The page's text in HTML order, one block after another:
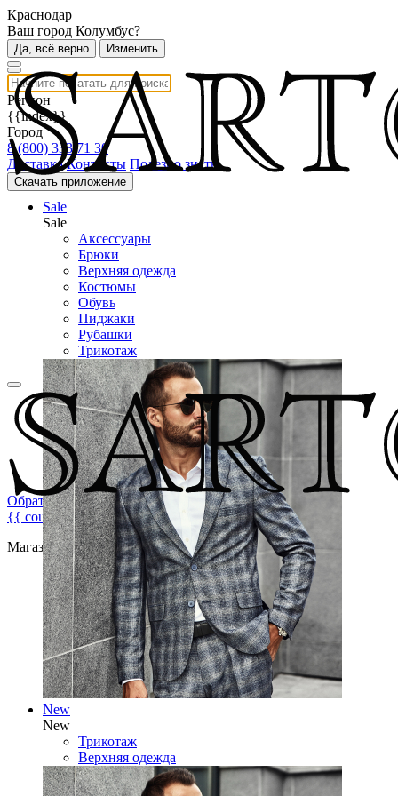
Краснодар
Ваш город Колумбус?
Да, всё верно Изменить
Регион
{{index}}
Город
8 (800) 333 71 30
Доставка Контакты Полезно знать
Скачать приложение
Обратная связь
{{ count }}
Магазин брендовой мужской одежды
Sale
Sale
Аксессуары
Брюки
Верхняя одежда
Костюмы
Обувь
Пиджаки
Рубашки
Трикотаж
New
New
Трикотаж
Верхняя одежда